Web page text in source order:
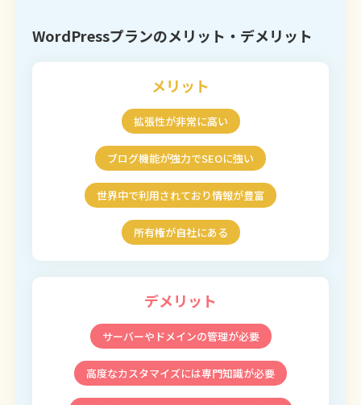
WordPressプランのメリット・デメリット
メリット
拡張性が非常に高い
ブログ機能が強力でSEOに強い
世界中で利用されており情報が豊富
所有権が自社にある
デメリット
サーバーやドメインの管理が必要
高度なカスタマイズには専門知識が必要